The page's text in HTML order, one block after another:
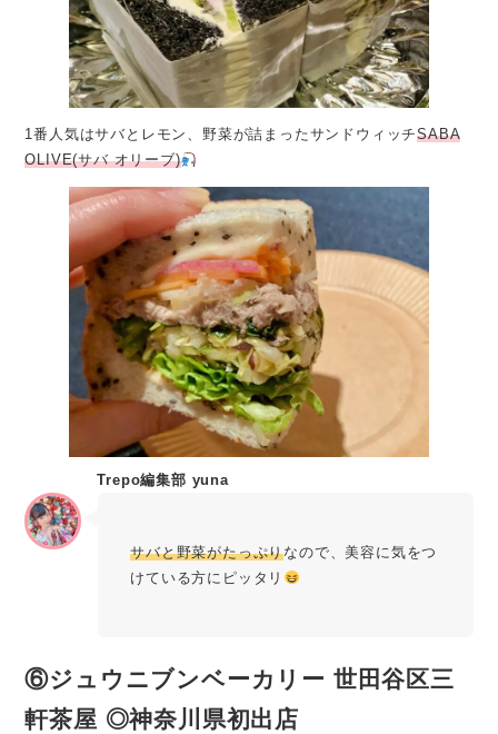
1番人気はサバとレモン、野菜が詰まったサンドウィッチSABA
OLIVE(サバ オリーブ)
Trepo編集部 yuna
サバと野菜がたっぷりなので、美容に気をつ
けている方にピッタリ
⑥ジュウニブンベーカリー 世田谷区三
軒茶屋 ◎神奈川県初出店